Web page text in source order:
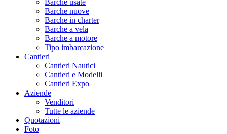
Barche nuove
Barche in charter
Barche a vela
Barche a motore
Tipo imbarcazione
Cantieri
Cantieri Nautici
Cantieri e Modelli
Cantieri Expo
Aziende
Venditori
Tutte le aziende
Quotazioni
Foto